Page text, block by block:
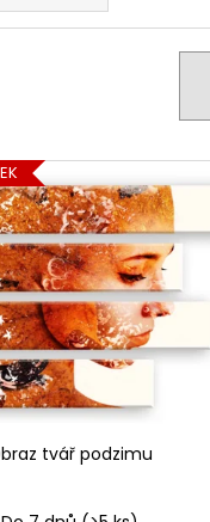
tvář podzimu